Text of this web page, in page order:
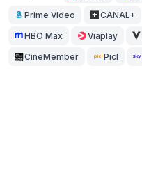
Prime Video CANAL+
HBO Max Viaplay
CineMember Picl